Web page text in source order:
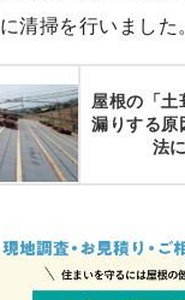
に清掃を行いました
屋根の「土
漏りする原
法